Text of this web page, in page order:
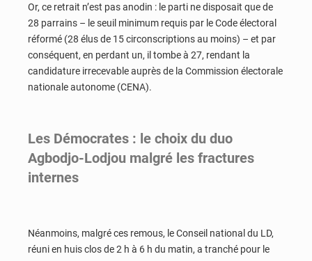
Or, ce retrait n’est pas anodin : le parti ne disposait que de
28 parrains – le seuil minimum requis par le Code électoral
réformé (28 élus de 15 circonscriptions au moins) – et par
conséquent, en perdant un, il tombe à 27, rendant la
candidature irrecevable auprès de la Commission électorale
nationale autonome (CENA).
Les Démocrates : le choix du duo
Agbodjo-Lodjou malgré les fractures
internes
Néanmoins, malgré ces remous, le Conseil national du LD,
réuni en huis clos de 2 h à 6 h du matin, a tranché pour le